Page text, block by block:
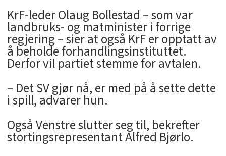
KrF-leder Olaug Bollestad – som var
landbruks- og matminister i forrige
regjering – sier at også KrF er opptatt av
å beholde forhandlingsinstituttet.
Derfor vil partiet stemme for avtalen.
– Det SV gjør nå, er med på å sette dette
i spill, advarer hun.
Også Venstre slutter seg til, bekrefter
stortingsrepresentant Alfred Bjørlo.